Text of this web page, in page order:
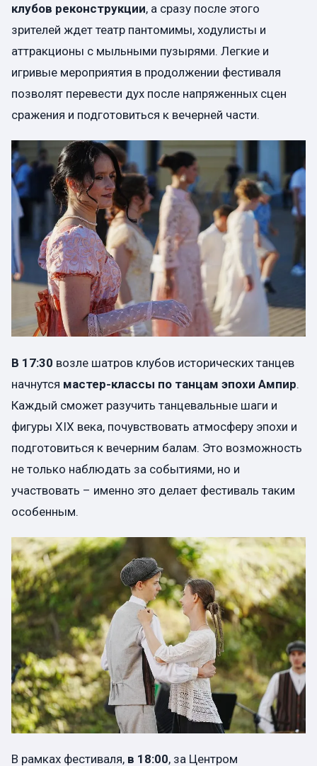
клубов реконструкции, а сразу после этого
зрителей ждет театр пантомимы, ходулисты и
аттракционы с мыльными пузырями. Легкие и
игривые мероприятия в продолжении фестиваля
позволят перевести дух после напряженных сцен
сражения и подготовиться к вечерней части.
В 17:30 возле шатров клубов исторических танцев
начнутся мастер-классы по танцам эпохи Ампир.
Каждый сможет разучить танцевальные шаги и
фигуры XIX века, почувствовать атмосферу эпохи и
подготовиться к вечерним балам. Это возможность
не только наблюдать за событиями, но и
участвовать – именно это делает фестиваль таким
особенным.
В рамках фестиваля, в 18:00, за Центром